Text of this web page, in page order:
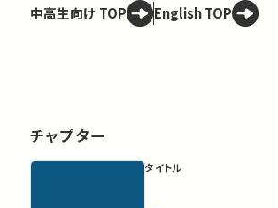
中高生向け TOP English TOP
チャプター
タイトル